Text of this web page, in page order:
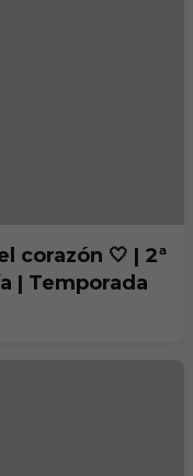
corazón 🤍 | 2ª
| Temporada